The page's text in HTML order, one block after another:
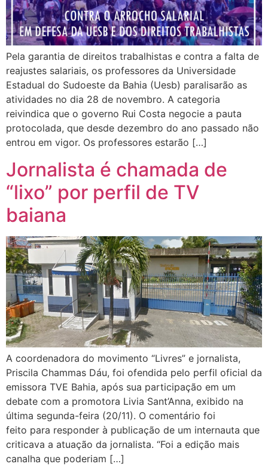
Pela garantia de direitos trabalhistas e contra a falta de
reajustes salariais, os professores da Universidade
Estadual do Sudoeste da Bahia (Uesb) paralisarão as
atividades no dia 28 de novembro. A categoria
reivindica que o governo Rui Costa negocie a pauta
protocolada, que desde dezembro do ano passado não
entrou em vigor. Os professores estarão […]
Jornalista é chamada de
“lixo” por perfil de TV
baiana
A coordenadora do movimento “Livres” e jornalista,
Priscila Chammas Dáu, foi ofendida pelo perfil oficial da
emissora TVE Bahia, após sua participação em um
debate com a promotora Livia Sant’Anna, exibido na
última segunda-feira (20/11). O comentário foi
feito para responder à publicação de um internauta que
criticava a atuação da jornalista. “Foi a edição mais
canalha que poderiam […]